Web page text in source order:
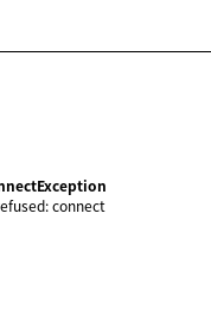
connect